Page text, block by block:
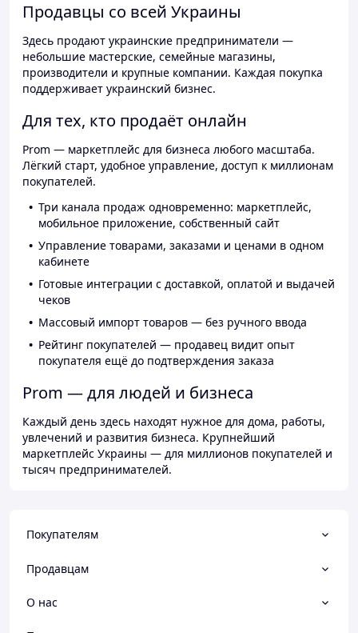
Продавцы со всей Украины
Здесь продают украинские предприниматели —
небольшие мастерские, семейные магазины,
производители и крупные компании. Каждая покупка
поддерживает украинский бизнес.
Для тех, кто продаёт онлайн
Prom — маркетплейс для бизнеса любого масштаба.
Лёгкий старт, удобное управление, доступ к миллионам
покупателей.
Три канала продаж одновременно: маркетплейс,
мобильное приложение, собственный сайт
Управление товарами, заказами и ценами в одном
кабинете
Готовые интеграции с доставкой, оплатой и выдачей
чеков
Массовый импорт товаров — без ручного ввода
Рейтинг покупателей — продавец видит опыт
покупателя ещё до подтверждения заказа
Prom — для людей и бизнеса
Каждый день здесь находят нужное для дома, работы,
увлечений и развития бизнеса. Крупнейший
маркетплейс Украины — для миллионов покупателей и
тысяч предпринимателей.
Покупателям
Продавцам
О нас